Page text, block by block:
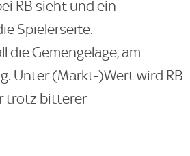
RB sieht und ein
Spielerseite.
die Gemengelage, am
Unter (Markt-)Wert wird RB
trotz bitterer